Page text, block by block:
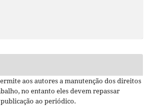
aos autores a manutenção dos direitos
no entanto eles devem repassar
ao periódico.